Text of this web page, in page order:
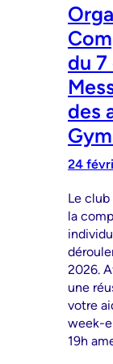
du 7
des
24
Le club
la
2026.
une
votre
week-
19h